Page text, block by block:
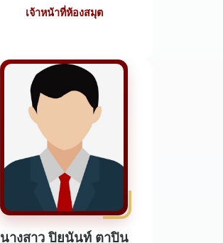
เจ้าหน้าที่ห้องสมุต
นางสาว ปิยนันท์ ตาปิน